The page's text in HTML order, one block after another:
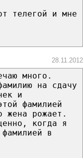
телегой и мне
28.11.2012
много.
на сдачу
и
фамилией
жена рожает.
когда я
в